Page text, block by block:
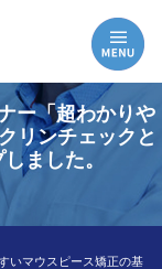
ー「超わかりや
リンチェックと
ました。
いマウスピース矯正の基